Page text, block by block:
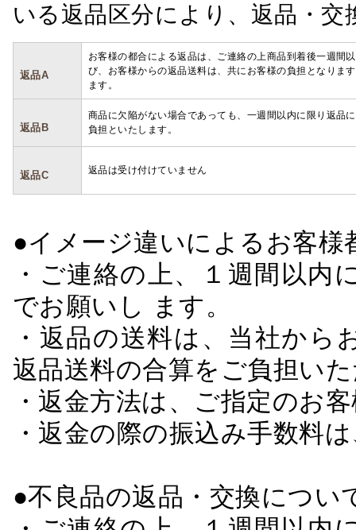
いる返品区分により、返品・
返品A
お客様の都合による返品は、ご連絡の上商品到着後一週間
び、お客様からの返品送料は、共にお客様の負担となりま
ます。
返品B
商品に欠陥がない場合であっても、一週間以内に限り返品
負担といたします。
返品C 返品は受け付けていません
●イメージ違いによるお客
・ご連絡の上、１週間以
でお願いし ます。
・返品の送料は、当社か
返品送料の合算をご負担い
・返金方法は、ご指定のお
・返金の際の振込み手数料
●不良品の返品・交換につい